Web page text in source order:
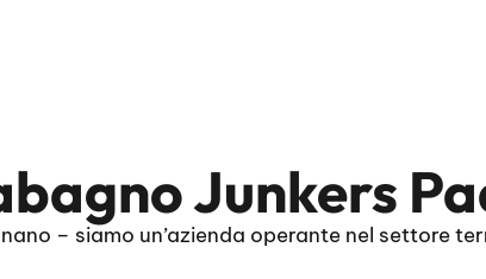
Junkers
– siamo un’azienda operante nel settore